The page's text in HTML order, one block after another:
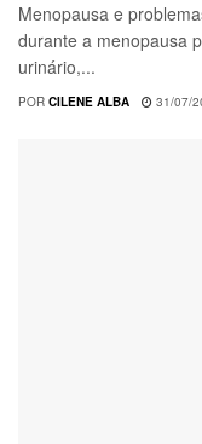
Menopausa e
durante a menopausa
urinário,...
POR CILENE ALBA 31/07/